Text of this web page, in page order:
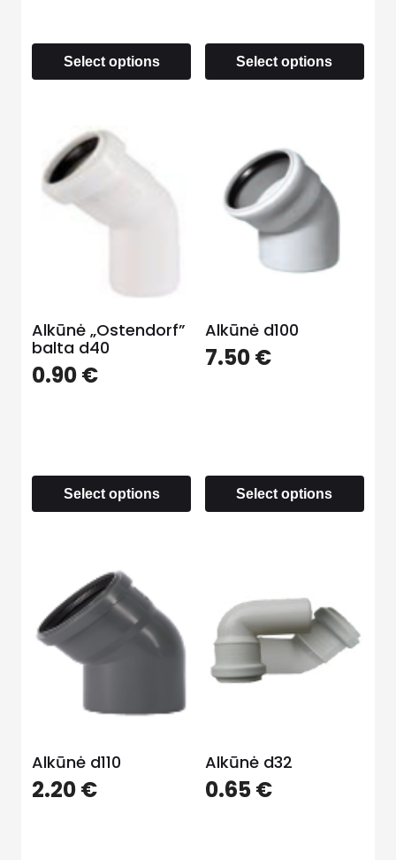
Select options Select options
Alkūnė „Ostendorf”
balta d40
0.90€
Select options
Alkūnė d100
7.50€
Select options
Alkūnė d110
2.20€
Alkūnė d32
0.65€